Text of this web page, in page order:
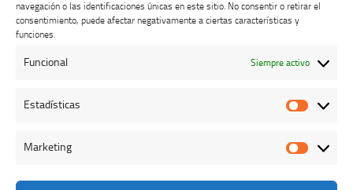
navegación o las identificaciones únicas en este sitio. No consentir o retirar el
consentimiento, puede afectar negativamente a ciertas características y
funciones.
Funcional Siempre activo
Estadísticas
Marketing
Buzón de dudas, quejas y sugerencias